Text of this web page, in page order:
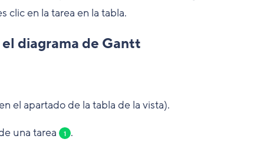
clic en la tarea en la tabla.
diagrama de Gantt
el apartado de la tabla de la vista).
una tarea
1 .